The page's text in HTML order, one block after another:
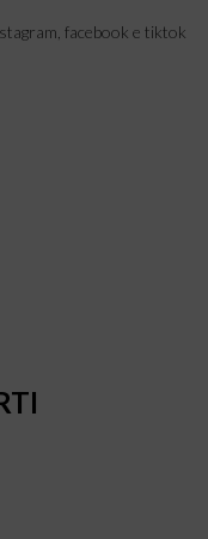
facebook e tiktok